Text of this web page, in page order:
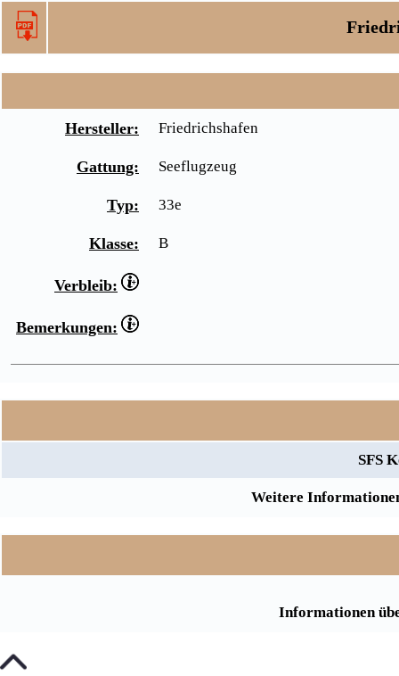
Hersteller: Friedrichshafen
Gattung: Seeflugzeug
Typ: 33e
Klasse: B
Verbleib:
Bemerkungen:
SFS
Weitere
Informationen